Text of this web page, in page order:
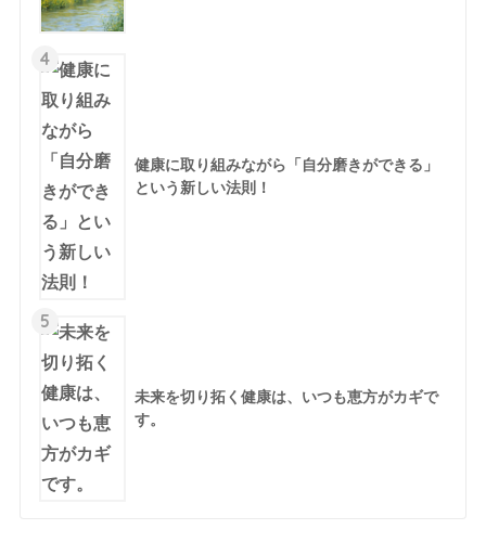
4
健康に取り組みながら「自分磨きができる」
という新しい法則！
5
未来を切り拓く健康は、いつも恵方がカギで
す。